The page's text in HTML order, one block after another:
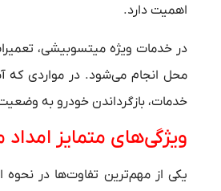
اهمیت دارد.
در خدمات ویژه میتسوبیشی،
محل انجام می‌شود. در مواردی
خدمات، بازگرداندن خودرو به
ویژگی‌های متمایز
یکی از مهم‌ترین تفاوت‌ها در